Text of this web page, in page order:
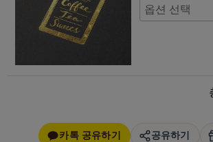
카톡 공유하기 공유하기